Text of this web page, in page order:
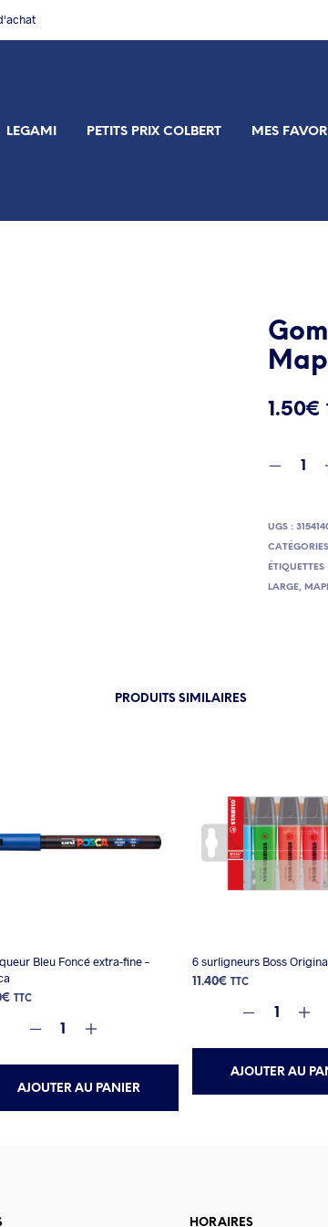
LEGAMI PETITS PRIX COLBERT MES
1.50€
UGS :
LARGE,
PRODUITS SIMILAIRES
Bleu Foncé extra-fine –
€ TTC
AJOUTER AU PANIER
6 surligneurs Boss
11.40€ TTC
AJOUTER AU
HORAIRES